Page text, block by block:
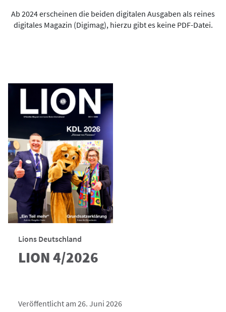
Ab 2024 erscheinen die beiden digitalen Ausgaben als reines
digitales Magazin (Digimag), hierzu gibt es keine PDF-Datei.
Lions Deutschland
LION 4/2026
Veröffentlicht am 26. Juni 2026